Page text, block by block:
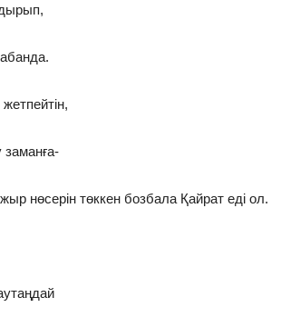
нөсерін төккен бозбала Қайрат еді ол.